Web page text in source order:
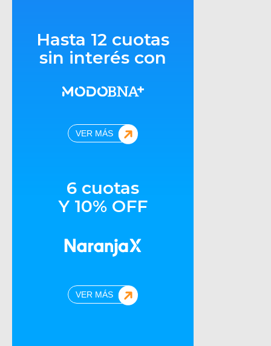
Hasta 12 cuotas
sin interés con
VER MÁS
6 cuotas
Y 10% OFF
VER MÁS